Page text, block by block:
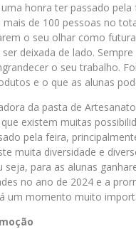
honra ter passado
mais de 100 pessoas no
o seu olhar como
deixada de lado.
o seu trabalho.
e o que as alunas
da pasta de
existem muitas
pela feira,
muita diversidade e
seja, para as alunas
no ano de 2024 e a
um momento muito